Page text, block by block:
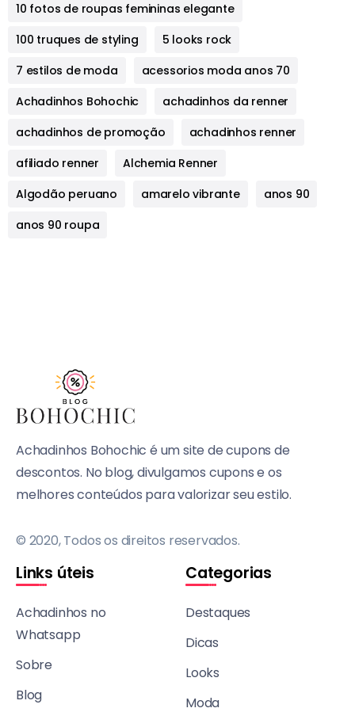
10 fotos de roupas femininas elegante
100 truques de styling
5 looks rock
7 estilos de moda
acessorios moda anos 70
Achadinhos Bohochic
achadinhos da renner
achadinhos de promoção
achadinhos renner
afiliado renner
Alchemia Renner
Algodão peruano
amarelo vibrante
anos 90
anos 90 roupa
Achadinhos Bohochic é um site de cupons de
descontos. No blog, divulgamos cupons e os
melhores conteúdos para valorizar seu estilo.
© 2020, Todos os direitos reservados.
Links úteis
Achadinhos no
Whatsapp
Sobre
Blog
Categorias
Destaques
Dicas
Looks
Moda